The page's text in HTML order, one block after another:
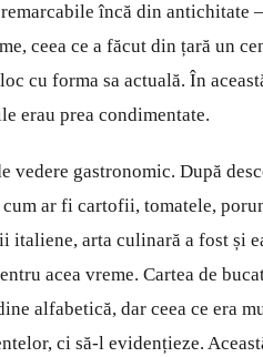
încă din antichitate
ceea ce a făcut din țară un
cu forma sa actuală. În
erau prea condimentate.
gastronomic. După
ar fi cartofii, tomatele,
arta culinară a fost și
acea vreme. Cartea de
alfabetică, dar ceea ce era
ci să-l evidențieze.